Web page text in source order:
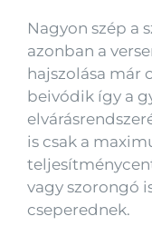
Nagyon szép a
azonban a
hajszolása már
beivódik így a
is csak a
vagy szorongó
cseperednek.